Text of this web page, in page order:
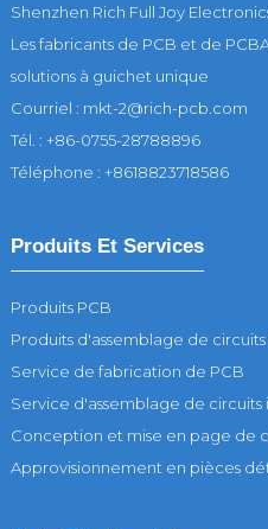
Shenzhen Rich Full Joy
Les fabricants de PCB et de
solutions à guichet unique
Courriel : mkt-2@rich-pcb.com
Tél. : +86-0755-28788896
Téléphone : +8618823718586
Produits Et Services
Produits PCB
Produits d'assemblage de
Service de fabrication de PCB
Service d'assemblage de circuits
Conception et mise en page de
Approvisionnement en pièces